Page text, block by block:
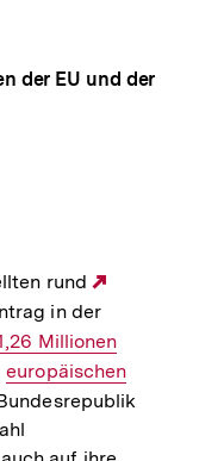
der EU und der
rund
in der
Millionen
Externer
Link:
europäischen